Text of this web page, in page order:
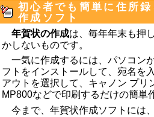
初心者でも簡単に住所
作成ソフト
年賀状の作成は、毎年年末も押
かしないものです。
一気に作成するには、パソコン
フトをインストールして、宛名を
アウトを選択して、 キャノン プリ
MP800などで印刷するだけの簡単
今まで、年賀状作成ソフトには